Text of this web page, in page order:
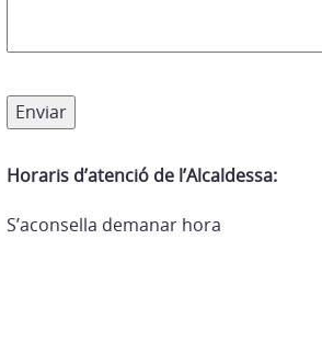
Enviar
Horaris d’atenció de l’Alcaldessa:
S’aconsella demanar hora